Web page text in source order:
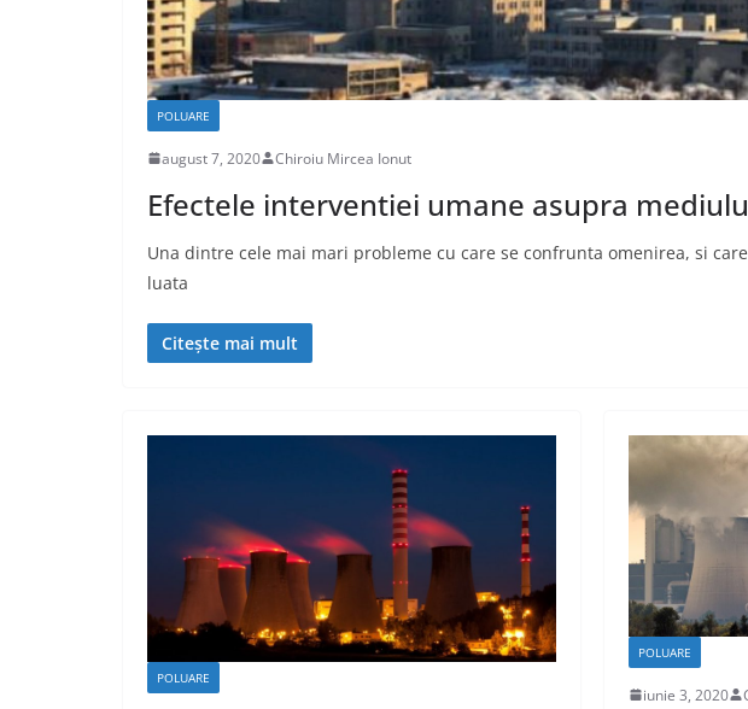
POLUARE
august 7, 2020 Chiroiu Mircea Ionut
Efectele interventiei umane asupra
Una dintre cele mai mari probleme cu care se confrunta omenirea, si
luata
Citește mai mult
POLUARE
POLUARE
iunie 3, 2020